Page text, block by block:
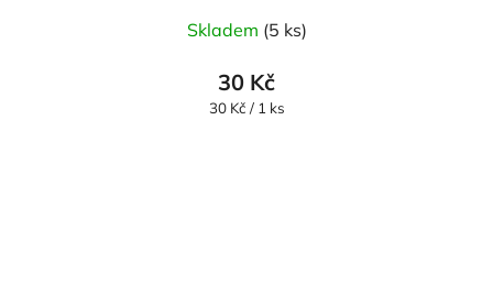
Skladem (5 ks)
30 Kč
Měrná
30 Kč / 1 ks